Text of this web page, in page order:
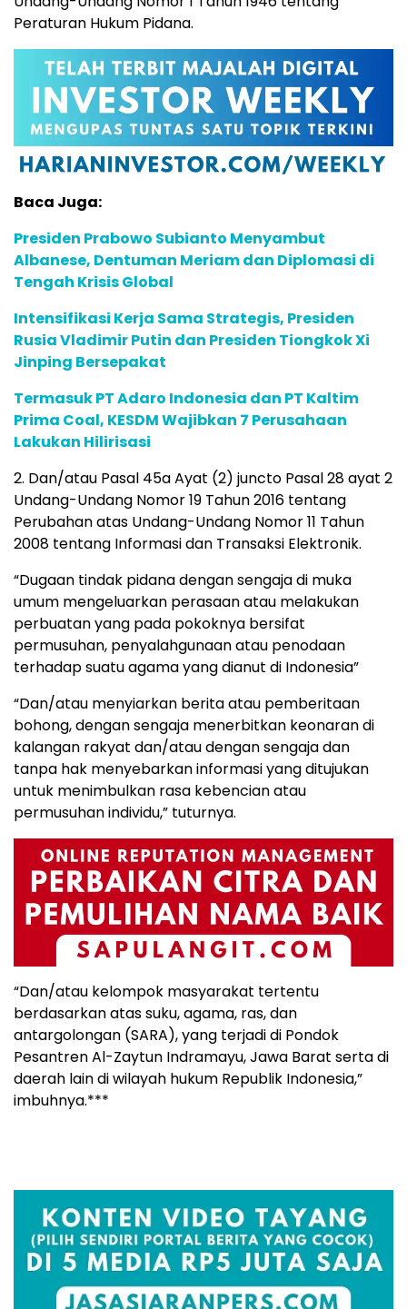
Peraturan Hukum Pidana.
Baca Juga:
Presiden Prabowo Subianto Menyambut
Albanese, Dentuman Meriam dan Diplomasi di
Tengah Krisis Global
Intensifikasi Kerja Sama Strategis, Presiden
Rusia Vladimir Putin dan Presiden Tiongkok Xi
Jinping Bersepakat
Termasuk PT Adaro Indonesia dan PT Kaltim
Prima Coal, KESDM Wajibkan 7 Perusahaan
Lakukan Hilirisasi
2. Dan/atau Pasal 45a Ayat (2) juncto Pasal 28 ayat 2
Undang-Undang Nomor 19 Tahun 2016 tentang
Perubahan atas Undang-Undang Nomor 11 Tahun
2008 tentang Informasi dan Transaksi Elektronik.
“Dugaan tindak pidana dengan sengaja di muka
umum mengeluarkan perasaan atau melakukan
perbuatan yang pada pokoknya bersifat
permusuhan, penyalahgunaan atau penodaan
terhadap suatu agama yang dianut di Indonesia”
“Dan/atau menyiarkan berita atau pemberitaan
bohong, dengan sengaja menerbitkan keonaran di
kalangan rakyat dan/atau dengan sengaja dan
tanpa hak menyebarkan informasi yang ditujukan
untuk menimbulkan rasa kebencian atau
permusuhan individu,” tuturnya.
“Dan/atau kelompok masyarakat tertentu
berdasarkan atas suku, agama, ras, dan
antargolongan (SARA), yang terjadi di Pondok
Pesantren Al-Zaytun Indramayu, Jawa Barat serta di
daerah lain di wilayah hukum Republik Indonesia,”
imbuhnya.***